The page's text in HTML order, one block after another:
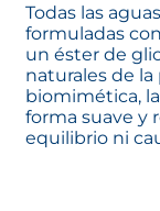
Todas las
formuladas
un éster de
naturales de la
biomimética,
forma suave y
equilibrio ni